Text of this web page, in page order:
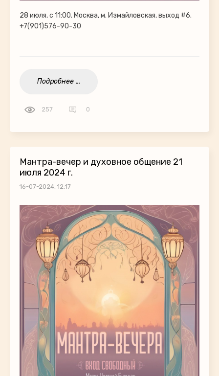
28 июля, с 11:00. Москва, м. Измайловская, выход #6.
+7(901)576-90-30
Подробнее ...
257 0
Мантра-вечер и духовное общение 21
июля 2024 г.
16-07-2024, 12:17